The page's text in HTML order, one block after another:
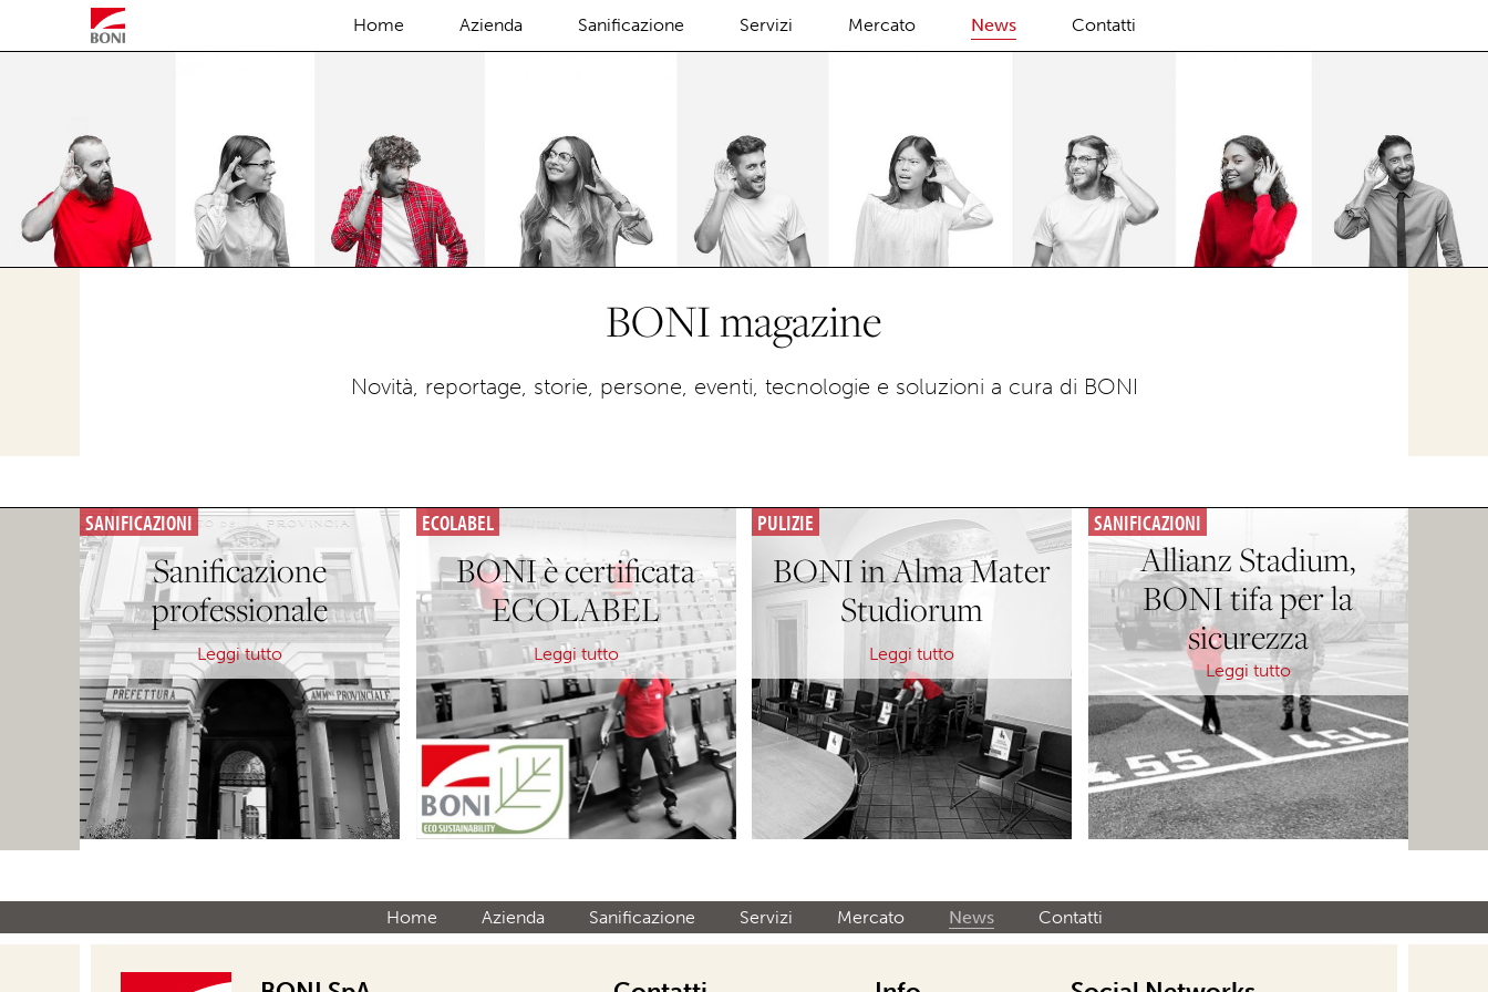
Home Azienda Sanificazione Servizi Mercato News Contatti
BONI magazine
Novità, reportage, storie, persone, eventi, tecnologie e soluzioni a cura di BONI
SANIFICAZIONI
Sanificazione
professionale
Leggi tutto
ECOLABEL
BONI è certificata
ECOLABEL
Leggi tutto
PULIZIE
BONI in Alma Mater
Studiorum
Leggi tutto
SANIFICAZIONI
Allianz Stadium,
BONI tifa per la
sicurezza
Leggi tutto
Home Azienda Sanificazione Servizi Mercato News Contatti